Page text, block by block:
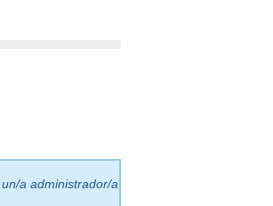
a administrador/a